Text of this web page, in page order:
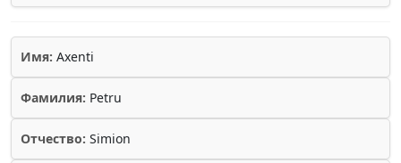
Имя: Axenti
Фамилия: Petru
Отчество: Simion